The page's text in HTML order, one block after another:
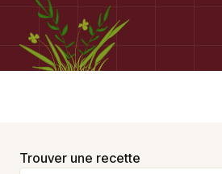
Trouver une recette